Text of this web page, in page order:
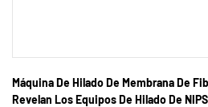
Máquina De Hilado De Membrana De
Revelan Los Equipos De Hilado De